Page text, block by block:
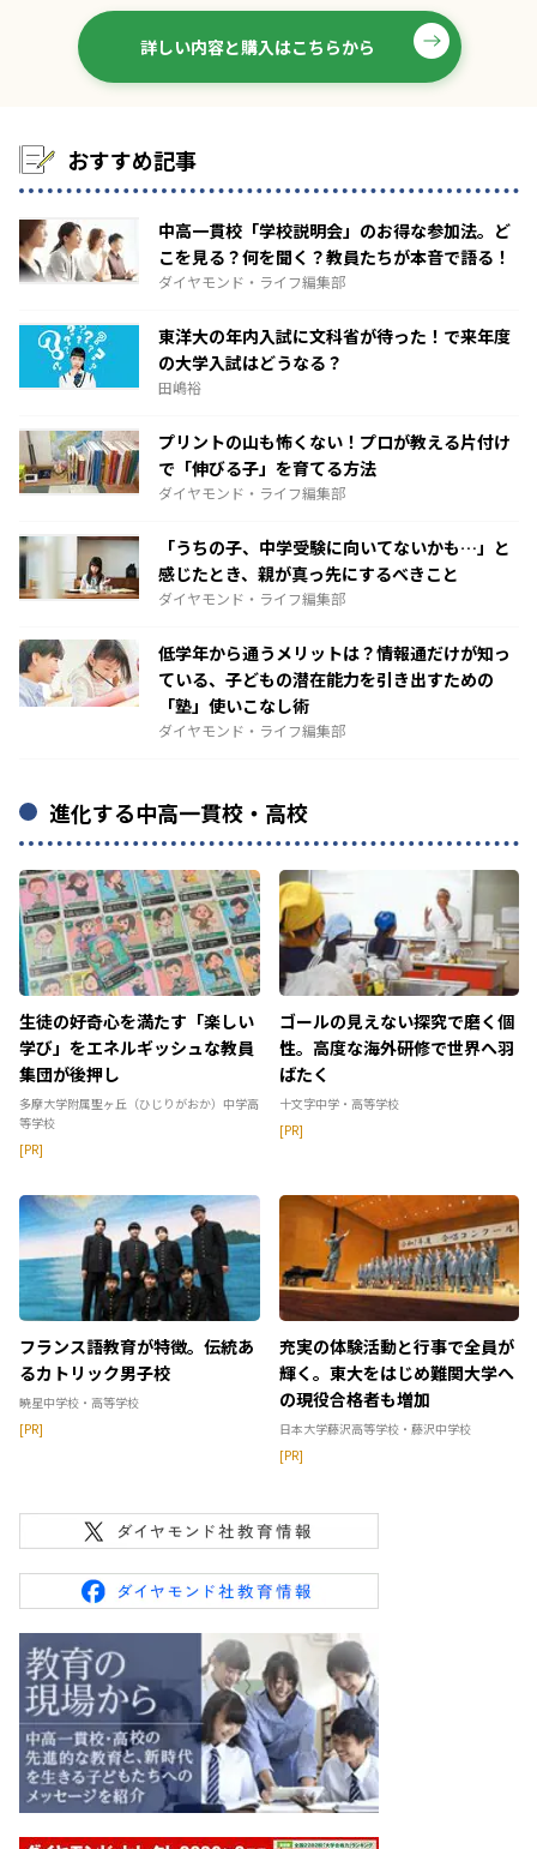
詳しい内容と購入はこちらから
おすすめ記事
中高一貫校「学校説明会」のお得な参加法。ど
こを見る？何を聞く？教員たちが本音で語る！
ダイヤモンド・ライフ編集部
東洋大の年内入試に文科省が待った！で来年度
の大学入試はどうなる？
田嶋裕
プリントの山も怖くない！プロが教える片付け
で「伸びる子」を育てる方法
ダイヤモンド・ライフ編集部
「うちの子、中学受験に向いてないかも…」と
感じたとき、親が真っ先にするべきこと
ダイヤモンド・ライフ編集部
低学年から通うメリットは？情報通だけが知っ
ている、子どもの潜在能力を引き出すための
「塾」使いこなし術
ダイヤモンド・ライフ編集部
進化する中高一貫校・高校
生徒の好奇心を満たす「楽しい
学び」をエネルギッシュな教員
集団が後押し
多摩大学附属聖ヶ丘（ひじりがおか）中学高
等学校
[PR]
ゴールの見えない探究で磨く個
性。高度な海外研修で世界へ羽
ばたく
十文字中学・高等学校
[PR]
フランス語教育が特徴。伝統あ
るカトリック男子校
暁星中学校・高等学校
[PR]
充実の体験活動と行事で全員が
輝く。東大をはじめ難関大学へ
の現役合格者も増加
日本大学藤沢高等学校・藤沢中学校
[PR]